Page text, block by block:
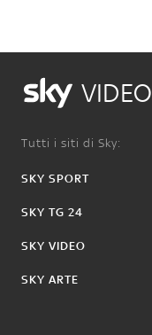
VIDEO
Tutti i siti di Sky:
SKY SPORT
SKY TG 24
SKY VIDEO
SKY ARTE